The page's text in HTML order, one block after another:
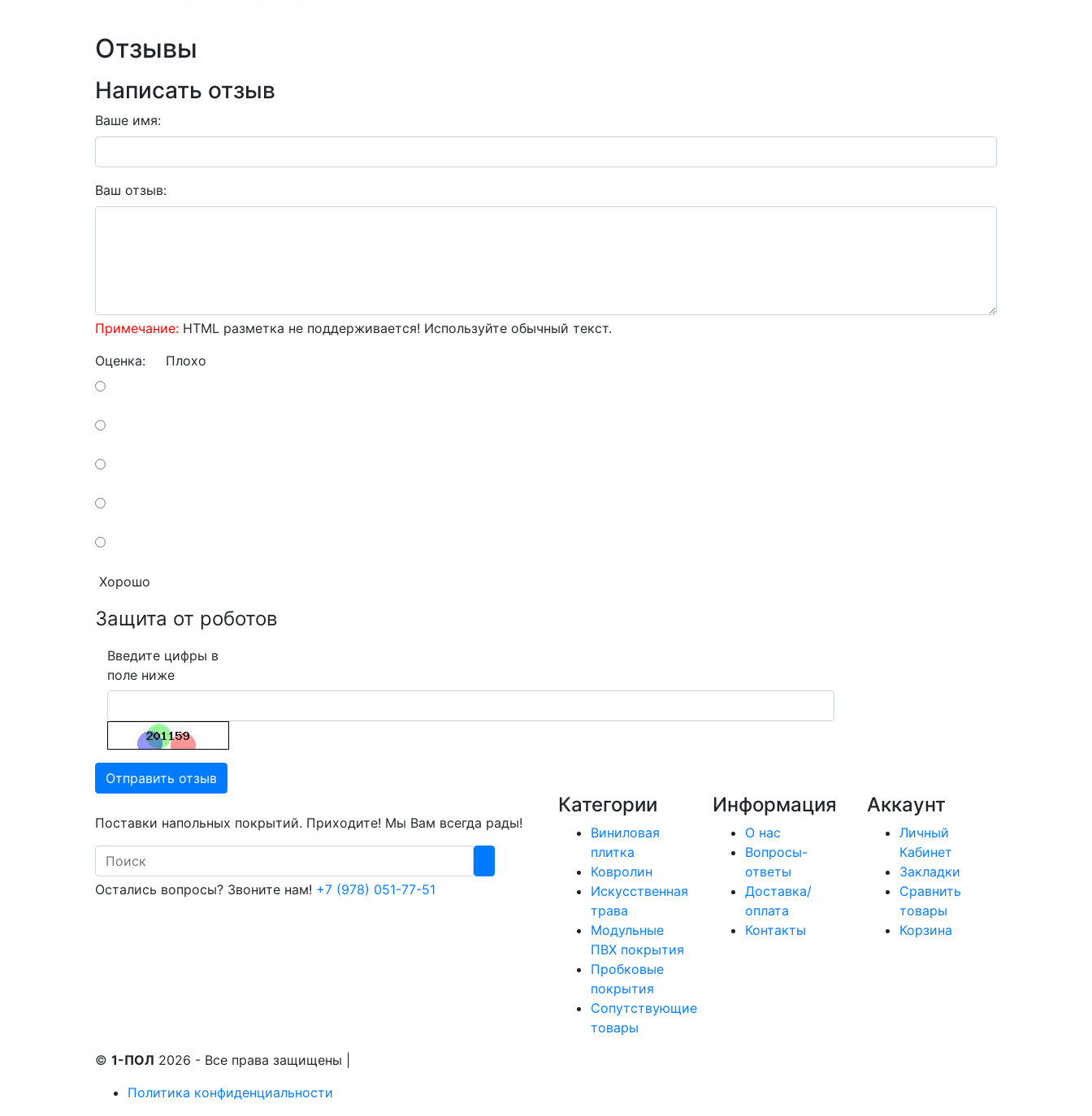
Отзывы
Написать отзыв
Ваше имя:
Ваш отзыв:
Примечание: HTML разметка не поддерживается! Используйте обычный текст.
Оценка: Плохо
Хорошо
Защита от роботов
Введите цифры в
поле ниже
Отправить отзыв
Поставки напольных покрытий. Приходите! Мы Вам всегда рады!
Search
Остались вопросы? Звоните нам! +7 (978) 051-77-51
Категории
Виниловая
плитка
Ковролин
Искусственная
трава
Модульные
ПВХ покрытия
Пробковые
покрытия
Сопутствующие
товары
Информация
О нас
Вопросы-
ответы
Доставка/
оплата
Контакты
Аккаунт
Личный
Кабинет
Закладки
Сравнить
товары
Корзина
© 1-ПОЛ 2026 - Все права защищены
Политика конфиденциальности